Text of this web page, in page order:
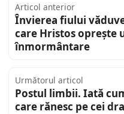
Articol anterior
Învierea fiului
care Hristos oprește
înmormântare
Următorul articol
Postul limbii. Iată
care rănesc pe cei